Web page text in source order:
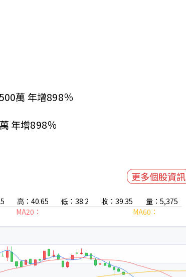
萬 年增898％
年增898％
更多個股資訊
高：40.65 低：38.2 收：39.35
量：5,375
MA20：
MA60：